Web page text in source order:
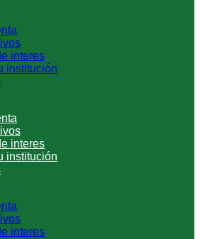
interes
institución
interes
institución
interes